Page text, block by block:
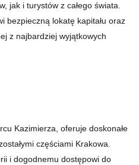
jak i turystów z całego świata.
bezpieczną lokatę kapitału oraz
z najbardziej wyjątkowych
Kazimierza, oferuje doskonałe
częściami Krakowa.
i dogodnemu dostępowi do